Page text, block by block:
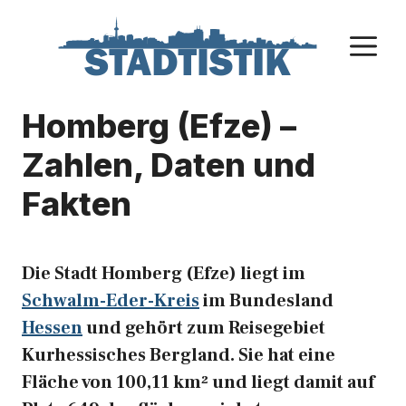
Homberg (Efze) –
Zahlen, Daten und
Fakten
Die Stadt Homberg (Efze) liegt im
Schwalm-Eder-Kreisim Bundesland
Hessenund gehört zum Reisegebiet
Kurhessisches Bergland. Sie hat eine
Fläche von 100,11 km² und liegt damit auf